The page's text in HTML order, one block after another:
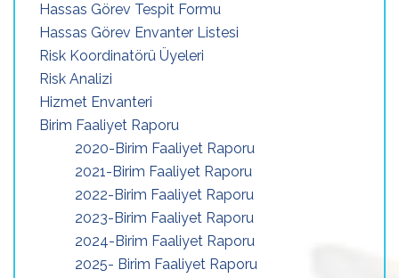
Hassas Görev Tespit Formu
Hassas Görev Envanter Listesi
Risk Koordinatörü Üyeleri
Risk Analizi
Hizmet Envanteri
Birim Faaliyet Raporu
2020-Birim Faaliyet Raporu
2021-Birim Faaliyet Raporu
2022-Birim Faaliyet Raporu
2023-Birim Faaliyet Raporu
2024-Birim Faaliyet Raporu
2025- Birim Faaliyet Raporu